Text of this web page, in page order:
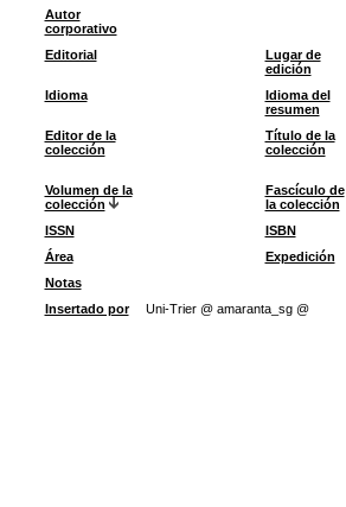
Autor
corporativo
Editorial
Lugar de
edición
Idioma
Idioma del
resumen
Editor de la
colección
Título de la
colección
Volumen de la
colección
Fascículo de
la colección
ISSN
ISBN
Área
Expedición
Notas
Insertado por
Uni-Trier @ amaranta_sg @